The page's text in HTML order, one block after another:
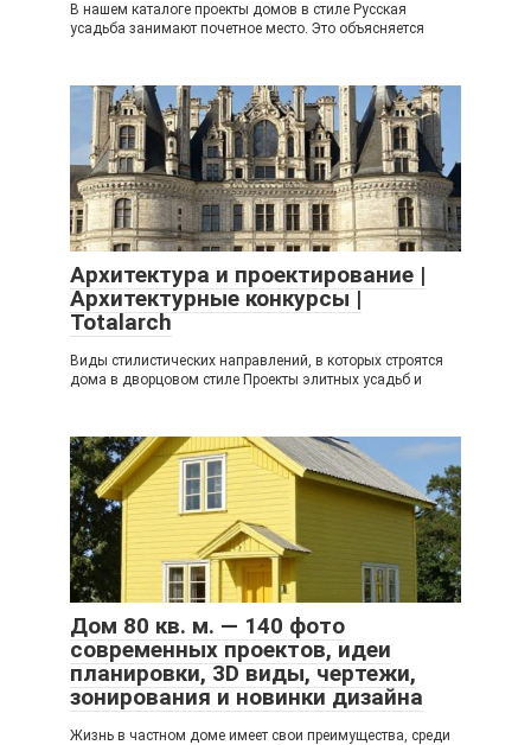
В нашем каталоге проекты домов в стиле Русская
усадьба занимают почетное место. Это объясняется
Архитектура и проектирование |
Архитектурные конкурсы |
Totalarch
Виды стилистических направлений, в которых строятся
дома в дворцовом стиле Проекты элитных усадьб и
Дом 80 кв. м. — 140 фото
современных проектов, идеи
планировки, 3D виды, чертежи,
зонирования и новинки дизайна
Жизнь в частном доме имеет свои преимущества, среди